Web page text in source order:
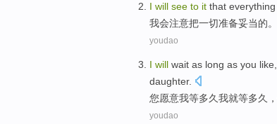
I will see to it that everything
我会注意把一切准备妥当的。
youdao
I will wait as long as you like
daughter.
您愿意我等多久 我就等多久，
youdao